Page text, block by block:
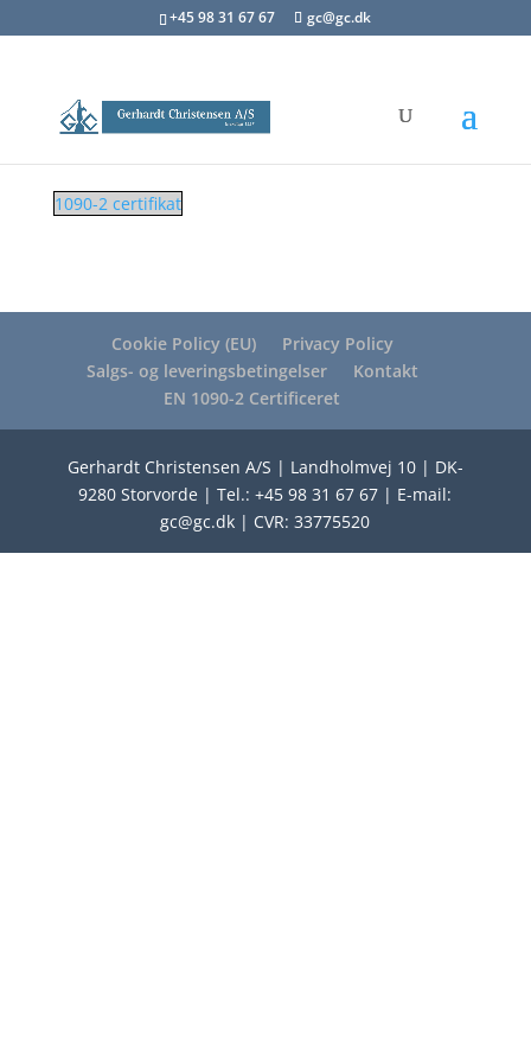
+45 98 31 67 67 gc@gc.dk
1090-2 certifikat
Cookie Policy (EU)
Privacy Policy
Salgs- og leveringsbetingelser
Kontakt
EN 1090-2 Certificeret
Gerhardt Christensen A/S | Landholmvej 10 | DK-
9280 Storvorde | Tel.: +45 98 31 67 67 | E-mail:
gc@gc.dk | CVR: 33775520